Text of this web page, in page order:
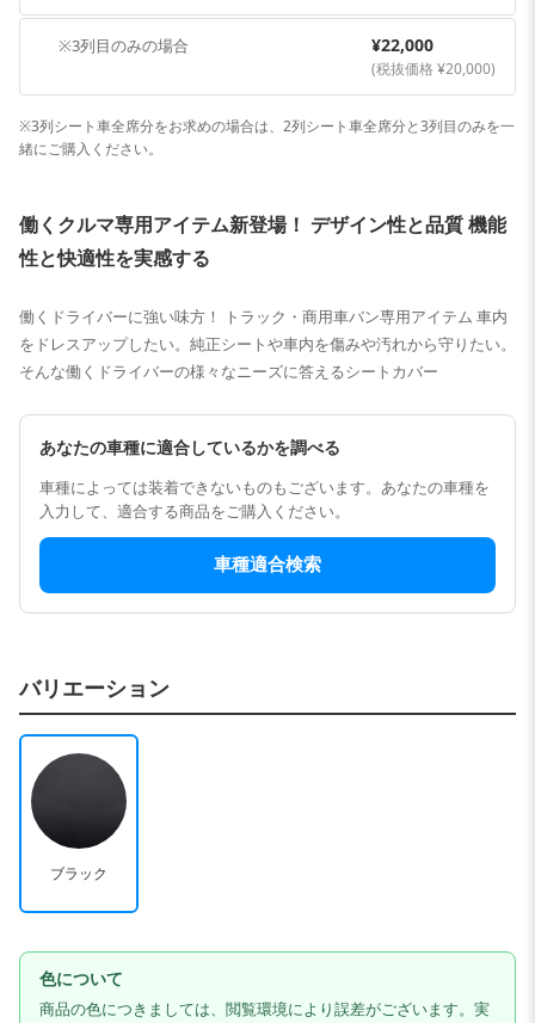
※3列目のみの場合 ¥22,000
(税抜価格 ¥20,000)
※3列シート車全席分をお求めの場合は、2列シート車全席分と3列目のみを一
緒にご購入ください。
働くクルマ専用アイテム新登場！ デザイン性と品質 機能
性と快適性を実感する
働くドライバーに強い味方！ トラック・商用車バン専用アイテム 車内
をドレスアップしたい。純正シートや車内を傷みや汚れから守りたい。
そんな働くドライバーの様々なニーズに答えるシートカバー
あなたの車種に適合しているかを調べる
車種によっては装着できないものもございます。あなたの車種を
入力して、適合する商品をご購入ください。
車種適合検索
バリエーション
ブラック
色について
商品の色につきましては、閲覧環境により誤差がございます。実